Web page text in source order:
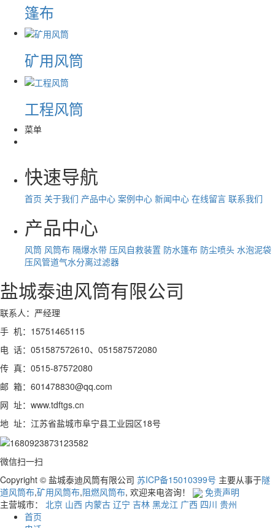
篷布
矿用风筒
工程风筒
菜单
快速导航
首页 关于我们 产品中心 案例中心 新闻中心 在线留言 联系我们
产品中心
风筒 风筒布 隔爆水带 压风自救装置 防水篷布 防尘喷头 水泡泥袋
压风管道气水分离过滤器
盐城泰迪风筒有限公司
联系人：严经理
手 机：15751465115
电 话：051587572610、051587572080
传 真：0515-87572080
邮 箱：601478830@qq.com
网 址：www.tdftgs.cn
地 址：江苏省盐城市阜宁县工业园区18号
微信扫一扫
Copyright © 盐城泰迪风筒有限公司 苏ICP备15010399号 主要从事于隧
道风筒布,矿用风筒布,阻燃风筒布, 欢迎来电咨询！
免责声明
主营城市： 北京 山西 内蒙古 辽宁 吉林 黑龙江 广西 四川 贵州
首页